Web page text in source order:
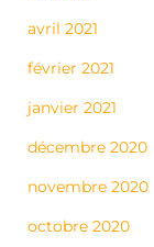
avril 2021
février 2021
janvier 2021
décembre 2020
novembre 2020
octobre 2020